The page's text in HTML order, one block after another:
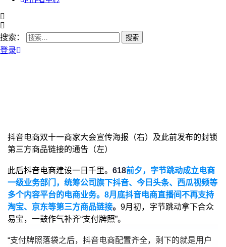
搜索：
登录
抖音电商双十一商家大会宣传海报（右）及此前发布的封锁
第三方商品链接的通告（左）
此后抖音电商建设一日千里。 618前夕，字节跳动成立电商
一级业务部门，统筹公司旗下抖音、今日头条、西瓜视频等
多个内容平台的电商业务。8月底抖音电商直播间不再支持
淘宝、京东等第三方商品链接。 9月初，字节跳动拿下合众
易宝，一鼓作气补齐“支付牌照”。
“支付牌照落袋之后，抖音电商配置齐全，剩下的就是用户